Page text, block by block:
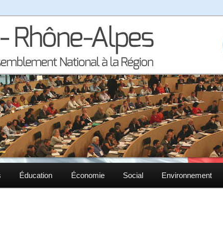
Alpes
Éducation Économie Social Environnement